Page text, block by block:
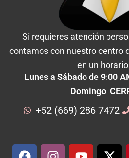
Si requieres atención
contamos con nuestro centro
en un
Lunes a Sábado de 9:00
Domingo
+52 (669) 286 7472